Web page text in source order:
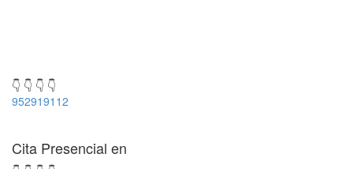
👇 👇 👇 👇
952919112
Cita Presencial en